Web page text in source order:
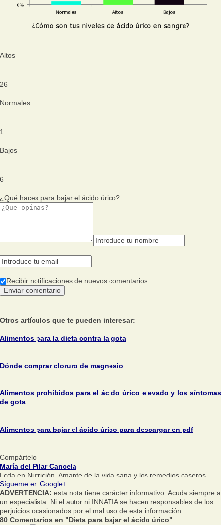
Altos
26
Normales
1
Bajos
6
¿Qué haces para bajar el ácido úrico?
Recibir notificaciones de nuevos comentarios
Otros artículos que te pueden interesar:
Alimentos para la dieta contra la gota
Dónde comprar cloruro de magnesio
Alimentos prohibidos para el ácido úrico elevado y los síntomas
de gota
Alimentos para bajar el ácido úrico para descargar en pdf
Compártelo
María del Pilar Cancela
Lcda en Nutrición. Amante de la vida sana y los remedios caseros.
Sígueme en Google+
ADVERTENCIA: esta nota tiene carácter informativo. Acuda siempre a
un especialista. Ni el autor ni INNATIA se hacen responsables de los
perjuicios ocasionados por el mal uso de esta información
80 Comentarios en "Dieta para bajar el ácido úrico"